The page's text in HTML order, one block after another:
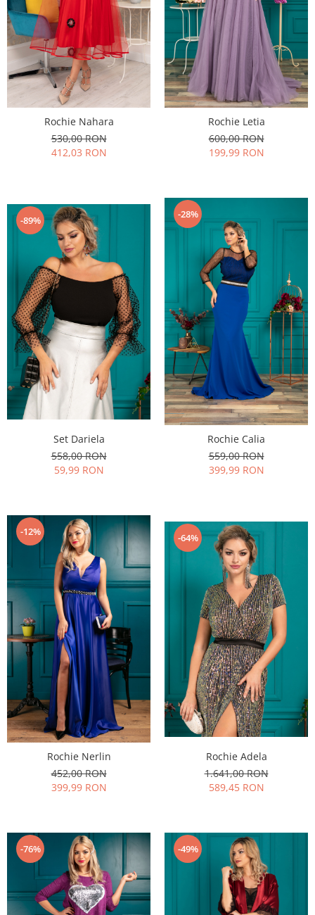
Rochie Nahara
530,00 RON
412,03 RON
Rochie Letia
600,00 RON
199,99 RON
-89%
Set Dariela
558,00 RON
59,99 RON
-28%
Rochie Calia
559,00 RON
399,99 RON
-12%
Rochie Nerlin
452,00 RON
399,99 RON
-64%
Rochie Adela
1.641,00 RON
589,45 RON
-76% -49%